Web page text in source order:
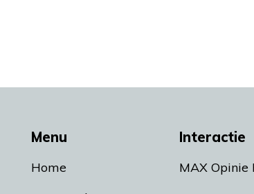
Menu
Home
Interactie
MAX Opinie